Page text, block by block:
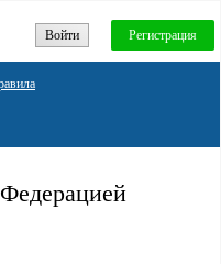
Войти Регистрация